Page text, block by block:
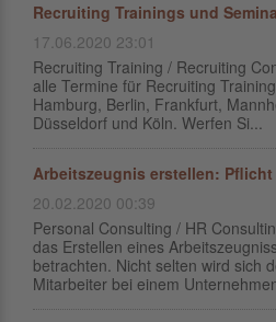
Recruiting Trainings und
17.06.2020 23:01
Recruiting Training / Recruiting
alle Termine für Recruiting
Hamburg, Berlin, Frankfurt,
Düsseldorf und Köln. Werfen Si...
Arbeitszeugnis erstellen: Pflicht
20.02.2020 00:39
Personal Consulting / HR
das Erstellen eines
betrachten. Nicht selten wird sich
Mitarbeiter bei einem